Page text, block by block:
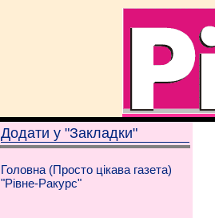
Додати у "Закладки"
Головна (Просто цікава газета)
"Рівне-Ракурс"